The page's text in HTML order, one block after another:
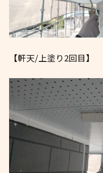
【軒天/上塗り2回目】